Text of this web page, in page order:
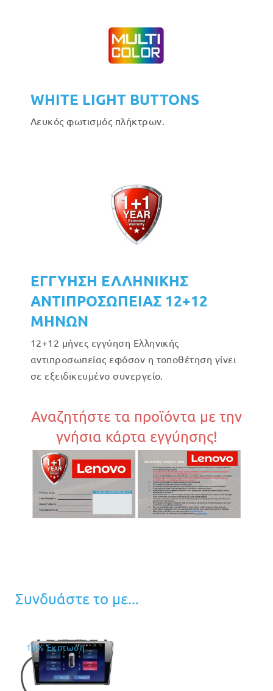
WHITE LIGHT BUTTONS
Λευκός φωτισμός πλήκτρων.
ΕΓΓΥΗΣΗ ΕΛΛΗΝΙΚΗΣ
ΑΝΤΙΠΡΟΣΩΠΕΙΑΣ 12+12
ΜΗΝΩΝ
12+12 μήνες εγγύηση Ελληνικής
αντιπροσωπείας εφόσον η τοποθέτηση γίνει
σε εξειδικευμένο συνεργείο.
Αναζητήστε τα προϊόντα με την
γνήσια κάρτα εγγύησης!
Συνδυάστε το με...
10% Έκπτωση